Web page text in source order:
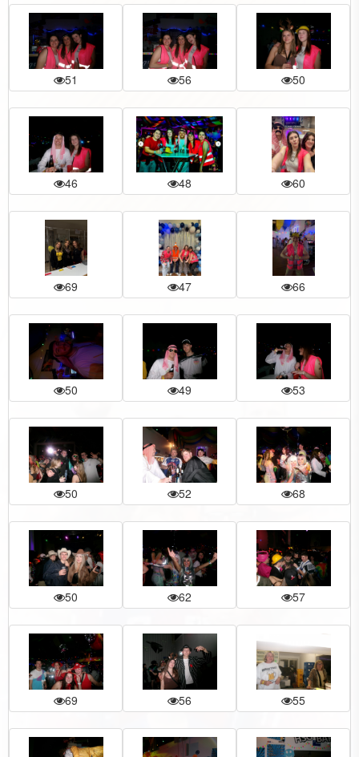
51 56 50
46 48 60
69 47 66
50 49 53
50 52 68
50 62 57
69 56 55